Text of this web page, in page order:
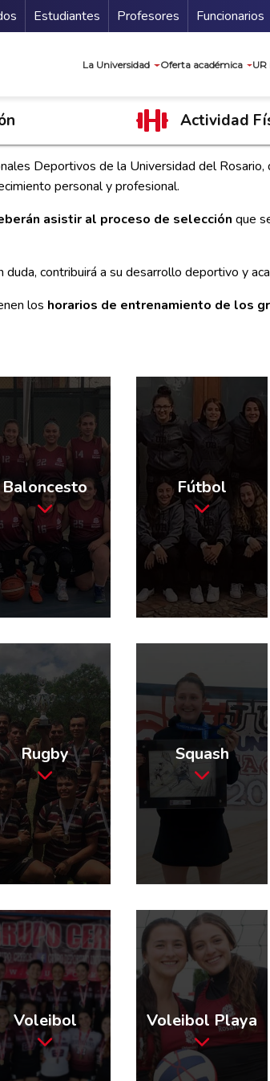
Estudiantes Profesores Funcionarios
La Universidad Oferta académica UR
Actividad
Deportivos de la Universidad del
personal y profesional.
asistir al proceso de selección que
contribuirá a su desarrollo deportivo y
los horarios de entrenamiento de los
Baloncesto Fútbol
Rugby Squash
Voleibol Voleibol Playa